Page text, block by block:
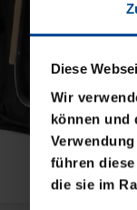
Diese
Wir
können und
führen
die sie im